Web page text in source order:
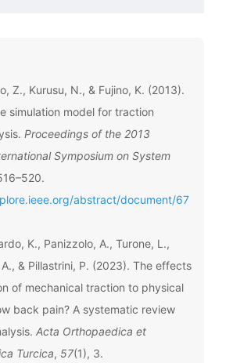
Z., Kurusu, N., & Fujino, K. (2013).
simulation model for traction
Proceedings of the 2013
Symposium on System
abstract/document/67
K., Panizzolo, A., Turone, L.,
& Pillastrini, P. (2023). The effects
of mechanical traction to physical
back pain? A systematic review
Acta Orthopaedica et
Turcica, 57(1), 3.